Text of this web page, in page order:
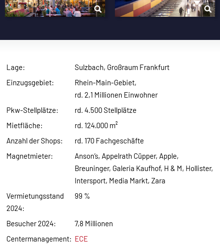
Lage:
Sulzbach, Großraum Frankfurt
Einzugsgebiet:
Rhein-Main-Gebiet,
rd. 2,1 Millionen Einwohner
Pkw-Stellplätze:
rd. 4.500 Stellplätze
Mietfläche:
rd. 124.000 m²
Anzahl der Shops:
rd. 170 Fachgeschäfte
Magnetmieter:
Anson‘s, Appelrath Cüpper, Apple,
Breuninger, Galeria Kaufhof, H & M, Hollister,
Intersport, Media Markt, Zara
Vermietungsstand
2024:
99 %
Besucher 2024:
7,8 Millionen
Centermanagement: ECE